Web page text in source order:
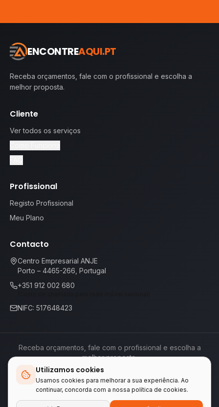
Utilizamos cookies
Usamos cookies para melhorar a sua experiência. Ao
continuar, concorda com a nossa política de cookies.
ENCONTREAQUI.PT
Receba orçamentos, fale com o profissional e escolha a
melhor proposta.
Cliente
Ver todos os serviços
Profissional
Registo Profissional
Meu Plano
Contacto
Centro Empresarial ANJE
Porto – 4465-266, Portugal
+351 912 002 680
NIFC: 517648423
Receba orçamentos, fale com o profissional e escolha a
melhor proposta.
Termos de ServiçoPolítica de Privacidade
📕Livro de Reclamações